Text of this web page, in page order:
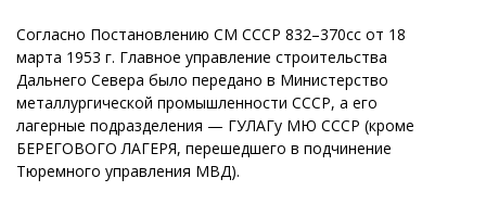
Согласно Постановлению СМ СССР 832–370сс от 18
марта 1953 г. Главное управление строительства
Дальнего Севера было передано в Министерство
металлургической промышленности СССР, а его
лагерные подразделения — ГУЛАГу МЮ СССР (кроме
БЕРЕГОВОГО ЛАГЕРЯ, перешедшего в подчинение
Тюремного управления МВД).